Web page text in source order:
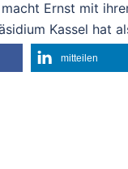
Ernst mit
Kassel hat
mitteilen